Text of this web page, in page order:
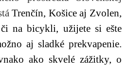
Trenčín, Košice aj Zvolen,
na bicykli, užijete si ešte
aj sladké prekvapenie.
ako skvelé zážitky, o